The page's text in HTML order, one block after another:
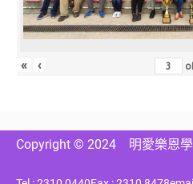
« ‹
Copyright © 2024 明愛樂恩